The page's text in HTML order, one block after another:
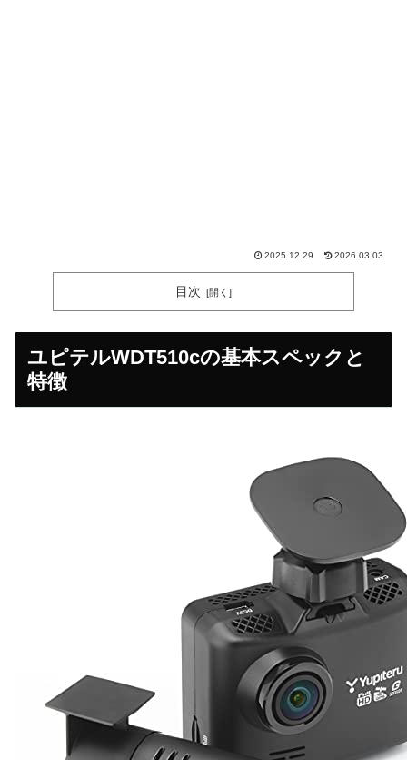
2025.12.29 2026.03.03
目次
ユピテルWDT510cの基本スペックと
特徴